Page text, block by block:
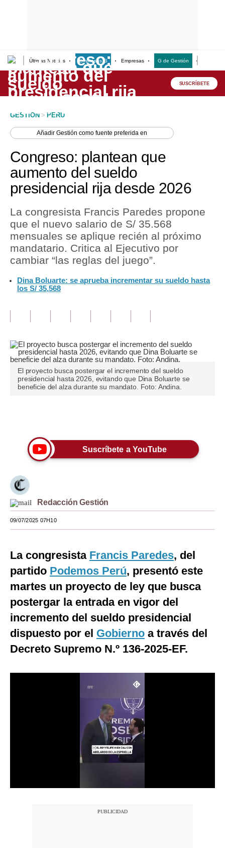
Últimas Noticias Empresas G Empresas G de Gestión
Lo último
Peru Quiosco
Economía
Mercados
Política
Tu Dinero
Finanzas Personales
Inmobiliarias
Opinión
Editorial
Blogs
Viajes
Estilos
Mundo
España
Internacional
Tecnología
Mix
SUSCRÍBETE
GESTION > PERU
AñadirGestión como fuente preferida en
Congreso: plantean que
aumento del sueldo
presidencial rija desde 2026
La congresista Francis Paredes propone
que el nuevo salario de S/ 35.568
mensuales se aplique recién al próximo
mandatario. Critica al Ejecutivo por
cambiar “las reglas del juego”.
Dina Boluarte: se aprueba incrementar su sueldo hasta
los S/ 35,568
El proyecto busca postergar el incremento del sueldo
presidencial hasta 2026, evitando que Dina Boluarte se
beneficie del alza durante su mandato. Foto: Andina.
Suscríbete a YouTube
Redacción Gestión
09/07/2025 07H10
La congresista Francis Paredes, del
partido Podemos Perú, presentó este
martes un proyecto de ley que busca
postergar la entrada en vigor del
incremento del sueldo presidencial
dispuesto por el Gobierno a través del
Decreto Supremo N.º 136-2025-EF.